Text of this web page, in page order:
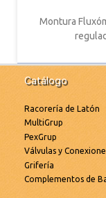
Montura
Catálogo
Racorería de Latón
MultiGrup
PexGrup
Válvulas y
Grifería
Complementos de